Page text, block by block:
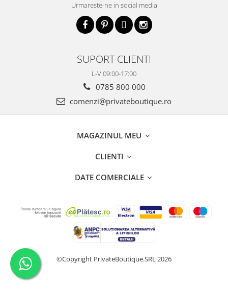
Urmareste-ne in social media
SUPORT CLIENTI
L-V 09:00-17:00
0785 800 000
comenzi@privateboutique.ro
MAGAZINUL MEU
CLIENTI
DATE COMERCIALE
©Copyright PrivateBoutique.SRL 2026